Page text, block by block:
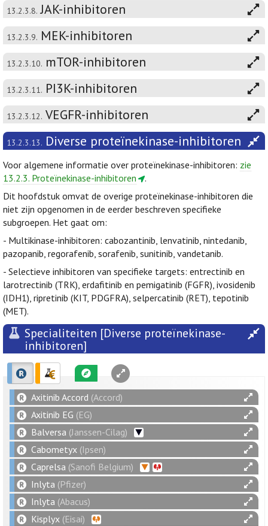
13.2.3.8. JAK-inhibitoren
13.2.3.9. MEK-inhibitoren
13.2.3.10. mTOR-inhibitoren
13.2.3.11. PI3K-inhibitoren
13.2.3.12. VEGFR-inhibitoren
13.2.3.13. Diverse proteïnekinase-inhibitoren
Voor algemene informatie over proteïnekinase-inhibitoren: zie
13.2.3. Proteïnekinase-inhibitoren
.
Dit hoofdstuk omvat de overige proteïnekinase-inhibitoren die
niet zijn opgenomen in de eerder beschreven specifieke
subgroepen. Het gaat om:
- Multikinase-inhibitoren: cabozantinib, lenvatinib, nintedanib,
pazopanib, regorafenib, sorafenib, sunitinib, vandetanib.
- Selectieve inhibitoren van specifieke targets: entrectinib en
larotrectinib (TRK), erdafitinib en pemigatinib (FGFR), ivosidenib
(IDH1), ripretinib (KIT, PDGFRA), selpercatinib (RET), tepotinib
(MET).
Specialiteiten [Diverse proteïnekinase-
inhibitoren]
Axitinib Accord (Accord)
Axitinib EG (EG)
Balversa (Janssen-Cilag)
Cabometyx (Ipsen)
Caprelsa (Sanofi Belgium)
Inlyta (Pfizer)
Inlyta (Abacus)
Kisplyx (Eisai)